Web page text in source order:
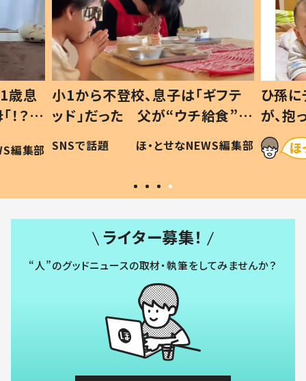
歳息
？」
編集部
小1から不登校、息子は「ギフテ
ッド」だった 父が“ウチ給食”を
作り続ける理由とは #令和の親
#令和の子
SNSで話題 ほ・とせなNEWS編集部
ひ孫
が、
「涙が
い」
ライター募集！
“人”のグッドニュースの取材・執筆をしてみませんか？